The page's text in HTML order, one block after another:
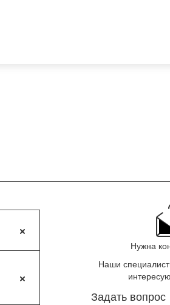
Нужна
Наши
Задать вопрос